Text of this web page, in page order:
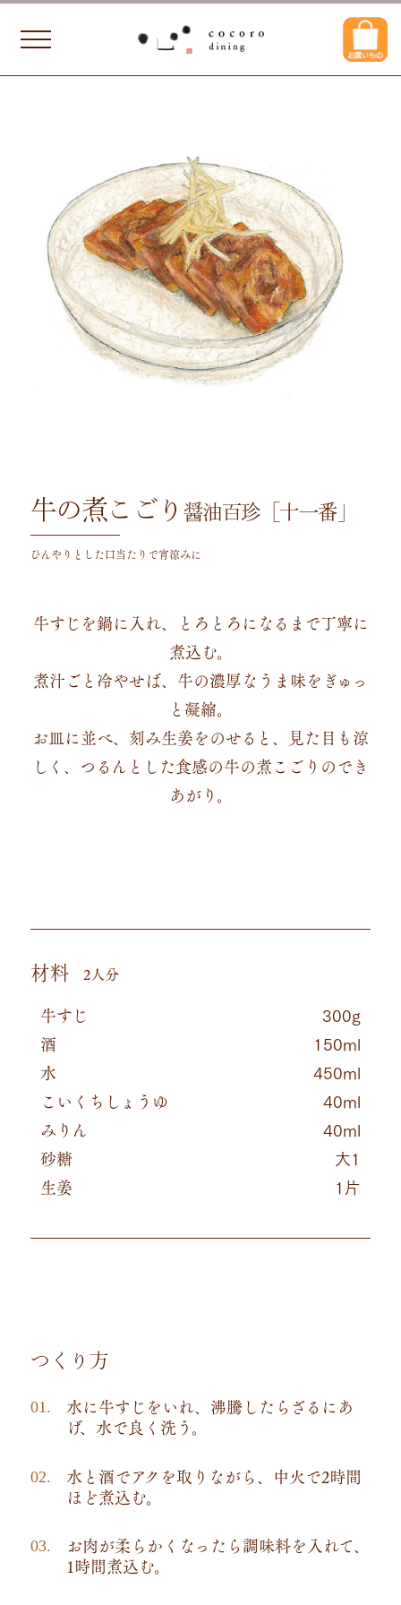
ひんやりとした口当たりで宵涼みに
牛の煮こごり 醤油百珍［十一番」
牛すじを鍋に入れ、とろとろになるまで丁寧に
煮込む。
煮汁ごと冷やせば、牛の濃厚なうま味をぎゅっ
と凝縮。
お皿に並べ、刻み生姜をのせると、見た目も涼
しく、つるんとした食感の牛の煮こごりのでき
あがり。
材料 2人分
牛すじ 300g
酒​ 150ml
水 450ml
こいくちしょうゆ 40ml
みりん 40ml
砂糖 大1
生姜 1片
つくり方
水に牛すじをいれ、沸騰したらざるにあ
げ、水で良く洗う。​
水と酒でアクを取りながら、中火で2時間
ほど煮込む。
お肉が柔らかくなったら調味料を入れて、
1時間煮込む。